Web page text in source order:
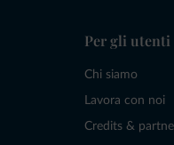
Per gli utenti
Chi siamo
Lavora con noi
Credits &